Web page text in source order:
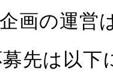
画の運営
先は以下